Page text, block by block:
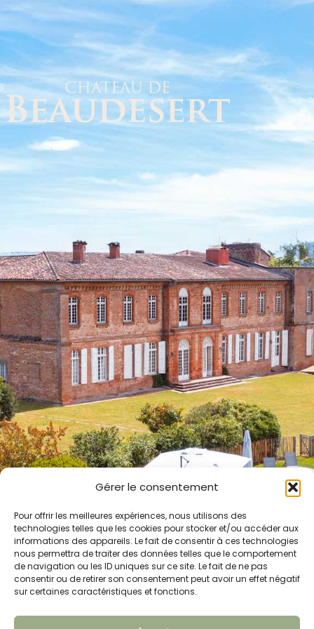
Gérer le consentement
Pour offrir les meilleures expériences, nous utilisons des
technologies telles que les cookies pour stocker et/ou accéder aux
informations des appareils. Le fait de consentir à ces technologies
nous permettra de traiter des données telles que le comportement
de navigation ou les ID uniques sur ce site. Le fait de ne pas
consentir ou de retirer son consentement peut avoir un effet négatif
sur certaines caractéristiques et fonctions.